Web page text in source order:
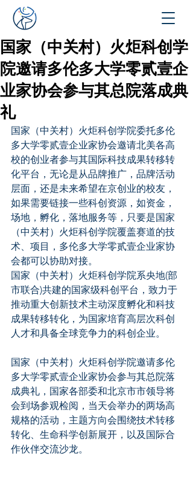
国家（中关村）火炬科创学
院邀请多伦多大学零贰壹企
业家协会参与其总院落成典
礼
国家（中关村）火炬科创学院委托多伦
多大学零贰壹企业家协会邀请北美各高
校的创业者参与其国际科技成果转移转
化平台，无论是从品牌推广，品牌活动
层面，还是未来希望在京创业的校友，
如果需要链接一些科创资源，如资金，
场地，孵化，落地服务等，只要是国家
（中关村）火炬科创学院覆盖赛道的技
术、项目，多伦多大学零贰壹企业家协
会都可以协助对接。
国家（中关村）火炬科创学院系央地(部
市联合)共建的国家级科创平台，致力于
推动重大创新技术主动深度孵化和科技
成果转移转化，为国家培育高层次科创
人才和具备全球竞争力的科创企业。
国家（中关村）火炬科创学院邀请多伦
多大学零贰壹企业家协会参与其总院落
成典礼，国家各部委和北京市市领导将
会到场参观检阅，当天会举办的两场高
规格的活动，主题方向会围绕技术转移
转化、生命科学创新展开，以及国际合
作伙伴交流沙龙。